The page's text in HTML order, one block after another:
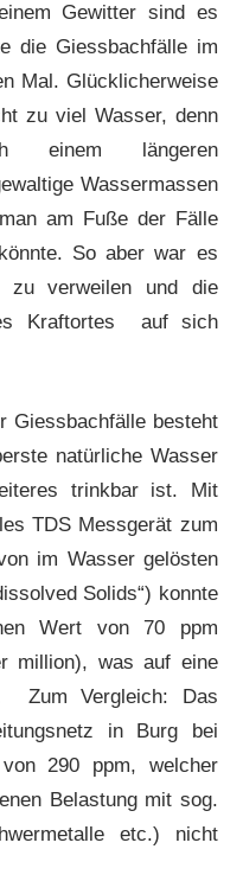
Gewitter sind es
die Giessbachfälle im
Mal. Glücklicherweise
zu viel Wasser, denn
einem längeren
Wassermassen
am Fuße der Fälle
So aber war es
zu verweilen und die
Kraftortes auf sich
Giessbachfälle besteht
natürliche Wasser
trinkbar ist. Mit
TDS Messgerät zum
im Wasser gelösten
Solids“) konnte
Wert von 70 ppm
million), was auf eine
Zum Vergleich: Das
in Burg bei
290 ppm, welcher
Belastung mit sog.
etc.) nicht